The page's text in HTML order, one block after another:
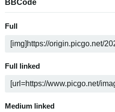
BBCode
Full
Full linked
Medium linked